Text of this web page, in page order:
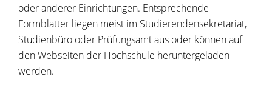
oder anderer Einrichtungen. Entsprechende
Formblätter liegen meist im Studierendensekretariat,
Studienbüro oder Prüfungsamt aus oder können auf
den Webseiten der Hochschule heruntergeladen
werden.